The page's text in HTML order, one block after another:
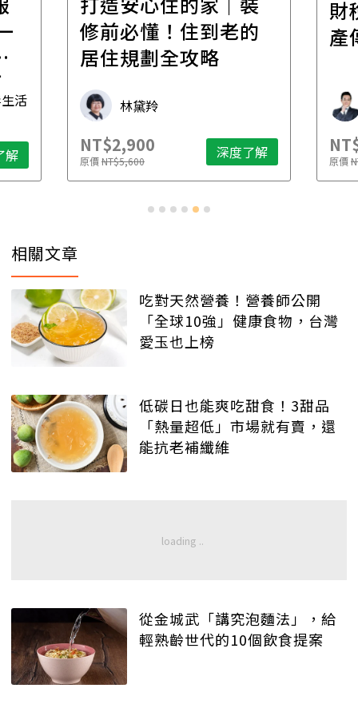
活
解
修前必懂！住到老的
居住規劃全攻略
林黛羚
NT$2,900
原價NT$5,600 深度了解
財
產
原價
相關文章
吃對天然營養！營養師公開
「全球10強」健康食物，台灣
愛玉也上榜
低碳日也能爽吃甜食！3甜品
「熱量超低」市場就有賣，還
能抗老補纖維
從金城武「講究泡麵法」，給
輕熟齡世代的10個飲食提案